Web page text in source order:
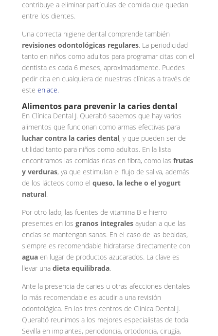
contribuye a eliminar partículas de comida que quedan
entre los dientes.
Una correcta higiene dental comprende también
revisiones odontológicas regulares. La periodicidad
tanto en niños como adultos para programar citas con el
dentista es cada 6 meses, aproximadamente. Puedes
pedir cita en cualquiera de nuestras clínicas a través de
este enlace.
Alimentos para prevenir la caries dental
En Clínica Dental J. Queraltó sabemos que hay varios
alimentos que funcionan como armas efectivas para
luchar contra la caries dental, y que pueden ser de
utilidad tanto para niños como adultos. En la lista
encontramos las comidas ricas en fibra, como las frutas
y verduras, ya que estimulan el flujo de saliva, además
de los lácteos como el queso, la leche o el yogurt
natural.
Por otro lado, las fuentes de vitamina B e hierro
presentes en los granos integralesayudan a que las
encías se mantengan sanas. En el caso de las bebidas,
siempre es recomendable hidratarse directamente con
aguaen lugar de productos azucarados. La clave es
llevar una dieta equilibrada.
Ante la presencia de caries u otras afecciones dentales
lo más recomendable es acudir a una revisión
odontológica. En los tres centros de Clínica Dental J.
Queraltó reunimos a los mejores especialistas de toda
Sevilla en implantes, periodoncia, ortodoncia, cirugía,